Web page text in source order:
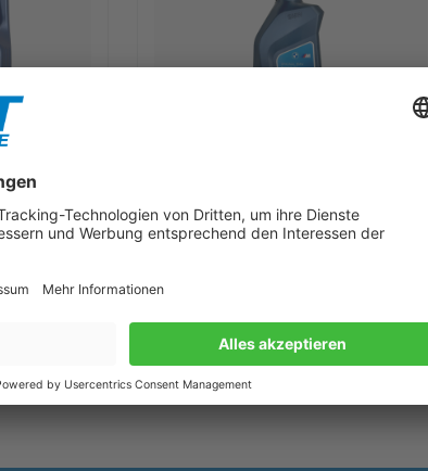
Motoröl
VW 505.00
25,89 €
Motoröl passend für BMW M3 BMW M5
550042357
In den Warenkorb
Versandkosten